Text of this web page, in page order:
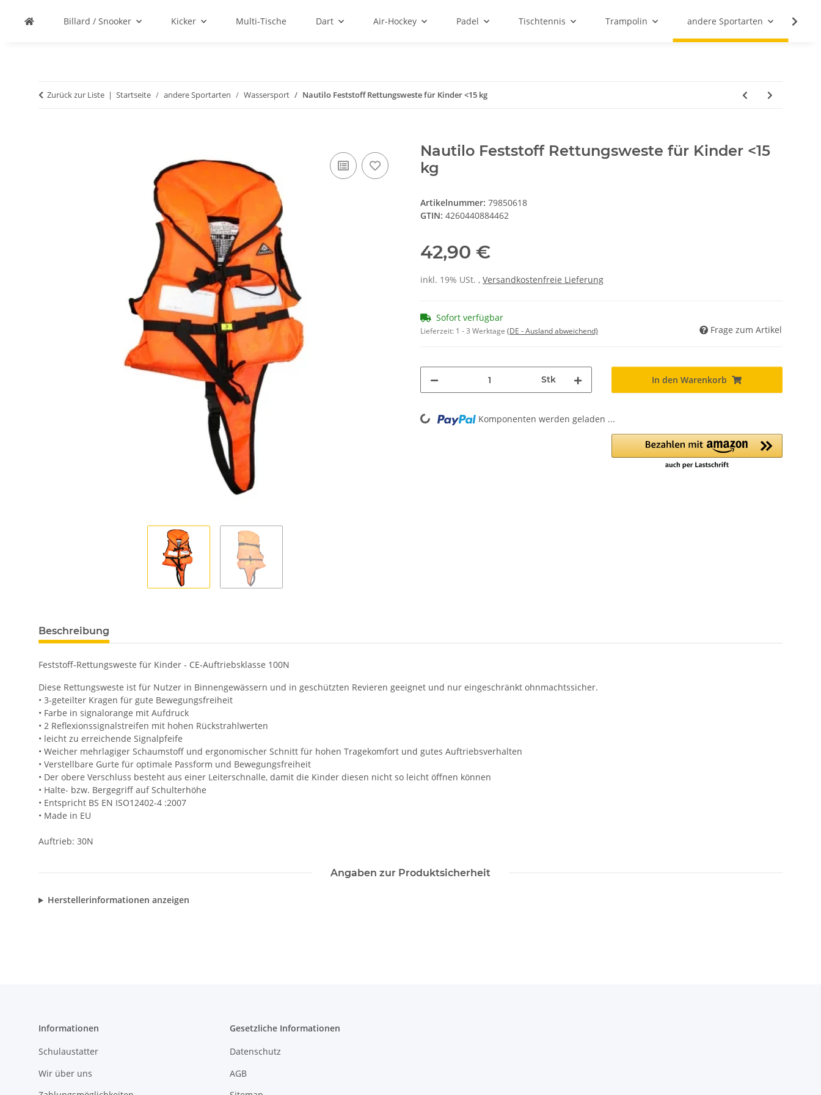
Billard / Snooker Kicker Multi-Tische Dart Air-Hockey Padel Tischtennis Trampolin andere Sportarten
Zurück zur Liste Startseite andere Sportarten Wassersport Nautilo Feststoff Rettungsweste für Kinder <15 kg
Nautilo Feststoff Rettungsweste für Kinder <15
kg
Artikelnummer: 79850618
GTIN: 4260440884462
42,90 €
inkl. 19% USt. , Versandkostenfreie Lieferung
Sofort verfügbar
Lieferzeit: 1 - 3 Werktage (DE - Ausland abweichend) Frage zum Artikel
Stk In den Warenkorb
Loading... Komponenten werden geladen ...
Beschreibung
Feststoff-Rettungsweste für Kinder - CE-Auftriebsklasse 100N
Diese Rettungsweste ist für Nutzer in Binnengewässern und in geschützten Revieren geeignet und nur eingeschränkt ohnmachtssicher.
• 3-geteilter Kragen für gute Bewegungsfreiheit
• Farbe in signalorange mit Aufdruck
• 2 Reflexionssignalstreifen mit hohen Rückstrahlwerten
• leicht zu erreichende Signalpfeife
• Weicher mehrlagiger Schaumstoff und ergonomischer Schnitt für hohen Tragekomfort und gutes Auftriebsverhalten
• Verstellbare Gurte für optimale Passform und Bewegungsfreiheit
• Der obere Verschluss besteht aus einer Leiterschnalle, damit die Kinder diesen nicht so leicht öffnen können
• Halte- bzw. Bergegriff auf Schulterhöhe
• Entspricht BS EN ISO12402-4 :2007
• Made in EU
Auftrieb: 30N
Angaben zur Produktsicherheit
Herstellerinformationen anzeigen
Informationen
Schulaustatter
Wir über uns
Gesetzliche Informationen
Datenschutz
AGB